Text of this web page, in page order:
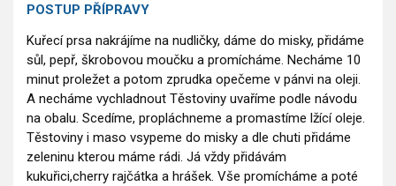
POSTUP PŘÍPRAVY
Kuřecí prsa nakrájíme na nudličky, dáme do misky, přidáme
sůl, pepř, škrobovou moučku a promícháme. Necháme 10
minut proležet a potom zprudka opečeme v pánvi na oleji.
A necháme vychladnout Těstoviny uvaříme podle návodu
na obalu. Scedíme, propláchneme a promastíme lžící oleje.
Těstoviny i maso vsypeme do misky a dle chuti přidáme
zeleninu kterou máme rádi. Já vždy přidávám
kukuřici,cherry rajčátka a hrášek. Vše promícháme a poté